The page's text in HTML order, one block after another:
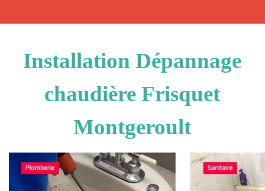
Installation Dépannage
chaudière Frisquet
Montgeroult